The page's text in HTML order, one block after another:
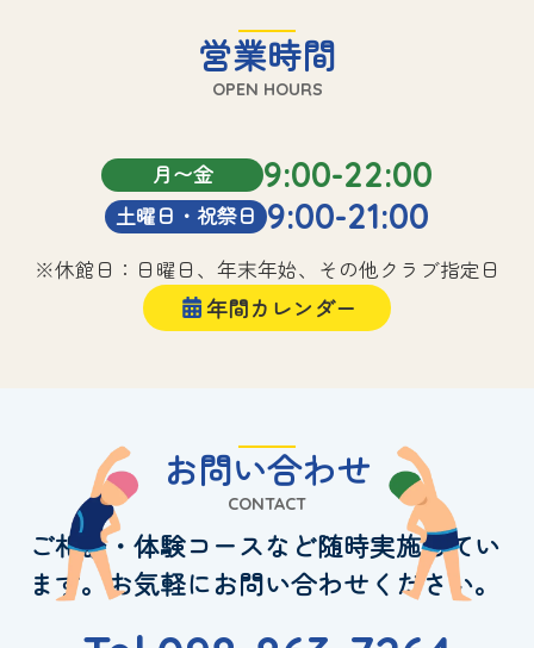
営業時間
OPEN HOURS
月〜金 9:00-22:00
土曜日・祝祭日 9:00-21:00
※休館日：日曜日、年末年始、その他クラブ指定日
年間カレンダー
お問い合わせ
CONTACT
ご相談・体験コースなど随時実施してい
ます。お気軽にお問い合わせください。